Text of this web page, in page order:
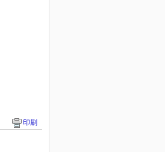
印刷